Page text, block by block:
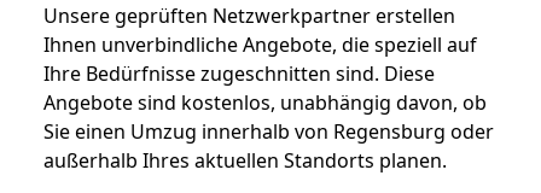
Unsere geprüften Netzwerkpartner erstellen
Ihnen unverbindliche Angebote, die speziell auf
Ihre Bedürfnisse zugeschnitten sind. Diese
Angebote sind kostenlos, unabhängig davon, ob
Sie einen Umzug innerhalb von Regensburg oder
außerhalb Ihres aktuellen Standorts planen.